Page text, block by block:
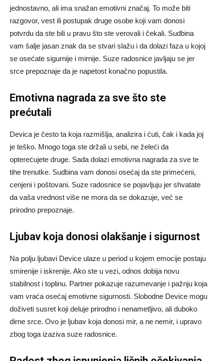
jednostavno, ali ima snažan emotivni značaj. To može biti
razgovor, vest ili postupak druge osobe koji vam donosi
potvrdu da ste bili u pravu što ste verovali i čekali. Sudbina
vam šalje jasan znak da se stvari slažu i da dolazi faza u kojoj
se osećate sigurnije i mirnije. Suze radosnice javljaju se jer
srce prepoznaje da je napetost konačno popustila.
Emotivna nagrada za sve što ste
prećutali
Devica je često ta koja razmišlja, analizira i ćuti, čak i kada joj
je teško. Mnogo toga ste držali u sebi, ne želeći da
opterećujete druge. Sada dolazi emotivna nagrada za sve te
tihe trenutke. Sudbina vam donosi osećaj da ste primećeni,
cenjeni i poštovani. Suze radosnice se pojavljuju jer shvatate
da vaša vrednost više ne mora da se dokazuje, već se
prirodno prepoznaje.
Ljubav koja donosi olakšanje i sigurnost
Na polju ljubavi Device ulaze u period u kojem emocije postaju
smirenije i iskrenije. Ako ste u vezi, odnos dobija novu
stabilnost i toplinu. Partner pokazuje razumevanje i pažnju koja
vam vraća osećaj emotivne sigurnosti. Slobodne Device mogu
doživeti susret koji deluje prirodno i nenametljivo, ali duboko
dirne srce. Ovo je ljubav koja donosi mir, a ne nemir, i upravo
zbog toga izaziva suze radosnice.